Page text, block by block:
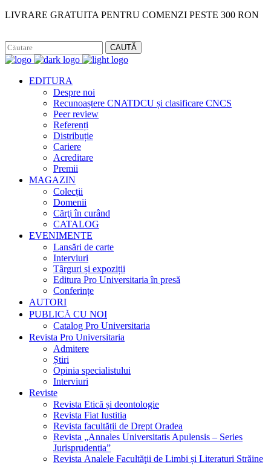
LIVRARE GRATUITA PENTRU COMENZI PESTE 300 RON
CAUTĂ
EDITURA
Despre noi
Recunoaștere CNATDCU și clasificare CNCS
Peer review
Referenți
Distribuție
Cariere
Acreditare
Premii
MAGAZIN
Colecții
Domenii
Cărţi în curând
CATALOG
EVENIMENTE
Lansări de carte
Interviuri
Târguri și expoziții
Editura Pro Universitaria în presă
Conferințe
AUTORI
PUBLICĂ CU NOI
Catalog Pro Universitaria
Revista Pro Universitaria
Admitere
Știri
Opinia specialistului
Interviuri
Reviste
Revista Etică și deontologie
Revista Fiat Iustitia
Revista facultății de Drept Oradea
Revista „Annales Universitatis Apulensis – Series
Jurisprudentia”
Revista Analele Facultăţii de Limbi și Literaturi Străine